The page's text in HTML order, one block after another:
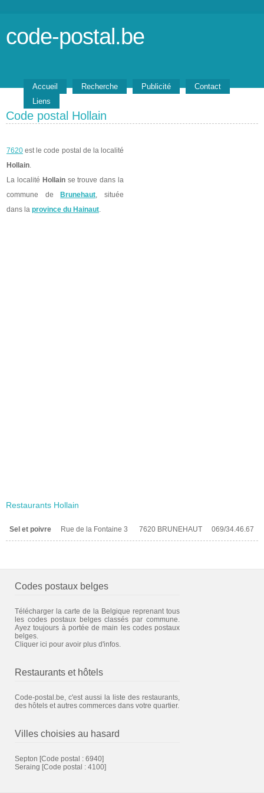
code-postal.be
Accueil Recherche Publicité
Contact
Liens
Code postal Hollain
7620 est le code postal de la localité
Hollain.
La localité Hollainse trouve dans la
commune de
Brunehaut, située
dans la province du Hainaut.
Restaurants Hollain
Sel et poivre Rue de la Fontaine 3 7620 BRUNEHAUT 069/34.46.67
Codes postaux belges
Télécharger la carte de la Belgique reprenant tous
les codes postaux belges classés par commune.
Ayez toujours à portée de main les codes postaux
belges.
Cliquer ici pour avoir plus d'infos.
Restaurants et hôtels
Code-postal.be, c'est aussi la liste des restaurants,
des hôtels et autres commerces dans votre quartier.
Villes choisies au hasard
Septon [Code postal : 6940]
Seraing [Code postal : 4100]